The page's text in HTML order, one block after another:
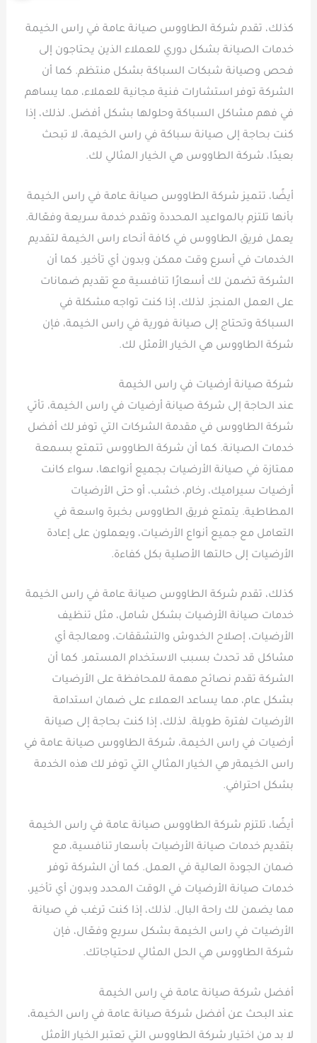
كذلك، تقدم شركة الطاووس صيانة عامة في راس الخيمة
خدمات الصيانة بشكل دوري للعملاء الذين يحتاجون إلى
فحص وصيانة شبكات السباكة بشكل منتظم. كما أن
الشركة توفر استشارات فنية مجانية للعملاء، مما يساهم
في فهم مشاكل السباكة وحلولها بشكل أفضل. لذلك، إذا
كنت بحاجة إلى صيانة سباكة في راس الخيمة، لا تبحث
بعيدًا، شركة الطاووس هي الخيار المثالي لك.
أيضًا، تتميز شركة الطاووس صيانة عامة في راس الخيمة
بأنها تلتزم بالمواعيد المحددة وتقدم خدمة سريعة وفعّالة.
يعمل فريق الطاووس في كافة أنحاء راس الخيمة لتقديم
الخدمات في أسرع وقت ممكن وبدون أي تأخير. كما أن
الشركة تضمن لك أسعارًا تنافسية مع تقديم ضمانات
على العمل المنجز. لذلك، إذا كنت تواجه مشكلة في
السباكة وتحتاج إلى صيانة فورية في راس الخيمة، فإن
شركة الطاووس هي الخيار الأمثل لك.
شركة صيانة أرضيات في راس الخيمة
عند الحاجة إلى شركة صيانة أرضيات في راس الخيمة، تأتي
شركة الطاووس في مقدمة الشركات التي توفر لك أفضل
خدمات الصيانة. كما أن شركة الطاووس تتمتع بسمعة
ممتازة في صيانة الأرضيات بجميع أنواعها، سواء كانت
أرضيات سيراميك، رخام، خشب، أو حتى الأرضيات
المطاطية. يتمتع فريق الطاووس بخبرة واسعة في
التعامل مع جميع أنواع الأرضيات، ويعملون على إعادة
الأرضيات إلى حالتها الأصلية بكل كفاءة.
كذلك، تقدم شركة الطاووس صيانة عامة في راس الخيمة
خدمات صيانة الأرضيات بشكل شامل، مثل تنظيف
الأرضيات، إصلاح الخدوش والتشققات، ومعالجة أي
مشاكل قد تحدث بسبب الاستخدام المستمر. كما أن
الشركة تقدم نصائح مهمة للمحافظة على الأرضيات
بشكل عام، مما يساعد العملاء على ضمان استدامة
الأرضيات لفترة طويلة. لذلك، إذا كنت بحاجة إلى صيانة
أرضيات في راس الخيمة، شركة الطاووس صيانة عامة في
راس الخيمةر هي الخيار المثالي التي توفر لك هذه الخدمة
بشكل احترافي.
أيضًا، تلتزم شركة الطاووس صيانة عامة في راس الخيمة
بتقديم خدمات صيانة الأرضيات بأسعار تنافسية، مع
ضمان الجودة العالية في العمل. كما أن الشركة توفر
خدمات صيانة الأرضيات في الوقت المحدد وبدون أي تأخير،
مما يضمن لك راحة البال. لذلك، إذا كنت ترغب في صيانة
الأرضيات في راس الخيمة بشكل سريع وفعّال، فإن
شركة الطاووس هي الحل المثالي لاحتياجاتك.
أفضل شركة صيانة عامة في راس الخيمة
عند البحث عن أفضل شركة صيانة عامة في راس الخيمة،
لا بد من اختيار شركة الطاووس التي تعتبر الخيار الأمثل